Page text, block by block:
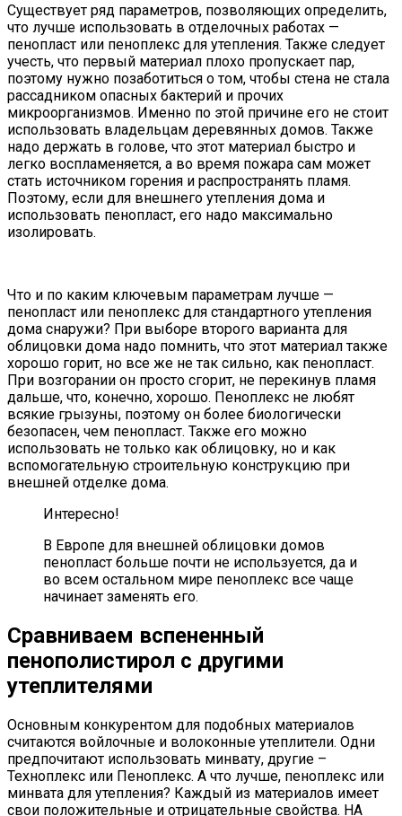
Существует ряд параметров, позволяющих определить,
что лучше использовать в отделочных работах —
пенопласт или пеноплекс для утепления. Также следует
учесть, что первый материал плохо пропускает пар,
поэтому нужно позаботиться о том, чтобы стена не стала
рассадником опасных бактерий и прочих
микроорганизмов. Именно по этой причине его не стоит
использовать владельцам деревянных домов. Также
надо держать в голове, что этот материал быстро и
легко воспламеняется, а во время пожара сам может
стать источником горения и распространять пламя.
Поэтому, если для внешнего утепления дома и
использовать пенопласт, его надо максимально
изолировать.
Что и по каким ключевым параметрам лучше —
пенопласт или пеноплекс для стандартного утепления
дома снаружи? При выборе второго варианта для
облицовки дома надо помнить, что этот материал также
хорошо горит, но все же не так сильно, как пенопласт.
При возгорании он просто сгорит, не перекинув пламя
дальше, что, конечно, хорошо. Пеноплекс не любят
всякие грызуны, поэтому он более биологически
безопасен, чем пенопласт. Также его можно
использовать не только как облицовку, но и как
вспомогательную строительную конструкцию при
внешней отделке дома.
Интересно!
В Европе для внешней облицовки домов
пенопласт больше почти не используется, да и
во всем остальном мире пеноплекс все чаще
начинает заменять его.
Сравниваем вспененный
пенополистирол с другими
утеплителями
Основным конкурентом для подобных материалов
считаются войлочные и волоконные утеплители. Одни
предпочитают использовать минвату, другие –
Техноплекс или Пеноплекс. А что лучше, пеноплекс или
минвата для утепления? Каждый из материалов имеет
свои положительные и отрицательные свойства. НА